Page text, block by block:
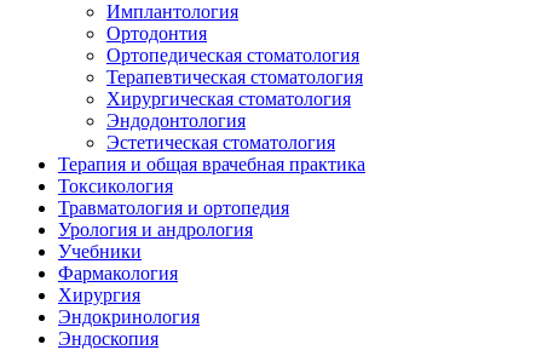
Имплантология
Ортодонтия
Ортопедическая стоматология
Терапевтическая стоматология
Хирургическая стоматология
Эндодонтология
Эстетическая стоматология
Терапия и общая врачебная практика
Токсикология
Травматология и ортопедия
Урология и андрология
Учебники
Фармакология
Хирургия
Эндокринология
Эндоскопия